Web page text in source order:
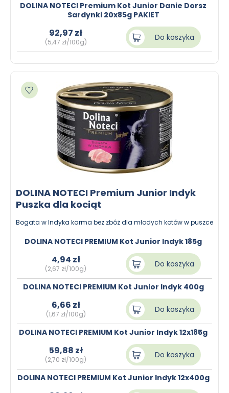
DOLINA NOTECI Premium Kot Junior Danie Dorsz
Sardynki 20x85g PAKIET
92,97 zł
(5,47 zł/100g) Do koszyka
Dodaj do ulubionych
DOLINA NOTECI Premium Junior Indyk
Puszka dla kociąt
Bogata w Indyka karma bez zbóż dla młodych kotów w puszce
DOLINA NOTECI PREMIUM Kot Junior Indyk 185g
4,94 zł
(2,67 zł/100g) Do koszyka
DOLINA NOTECI PREMIUM Kot Junior Indyk 400g
6,66 zł
(1,67 zł/100g) Do koszyka
DOLINA NOTECI PREMIUM Kot Junior Indyk 12x185g
59,88 zł
(2,70 zł/100g) Do koszyka
DOLINA NOTECI PREMIUM Kot Junior Indyk 12x400g